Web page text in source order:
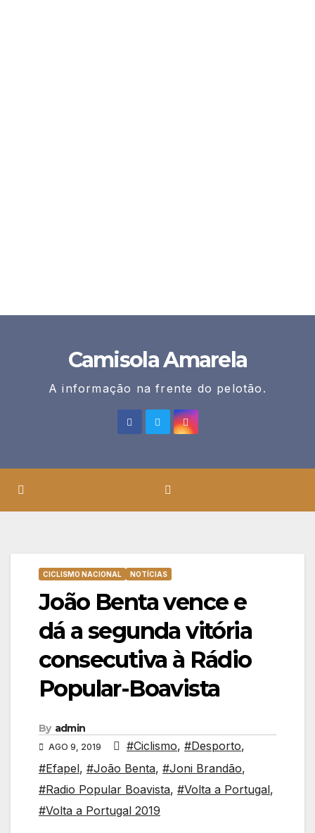
Camisola Amarela
A informação na frente do pelotão.
CICLISMO NACIONAL NOTÍCIAS
João Benta vence e
dá a segunda vitória
consecutiva à Rádio
Popular-Boavista
By admin
AGO 9, 2019 #Ciclismo, #Desporto,
#Efapel, #João Benta, #Joni Brandão,
#Radio Popular Boavista, #Volta a Portugal,
#Volta a Portugal 2019